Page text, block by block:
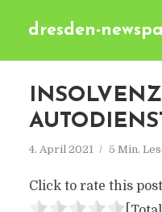
dresden-
4. April 2021 5 Min.
Click to rate this